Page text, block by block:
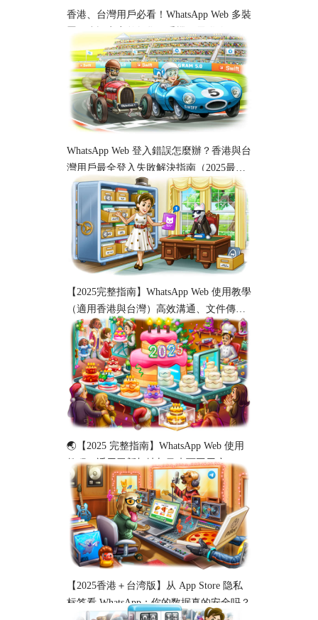
香港、台灣用戶必看！WhatsApp Web 多裝
置同步設定完整教學｜手機、電腦跨平台
使用指南
WhatsApp Web 登入錯誤怎麼辦？香港與台
灣用戶最全登入失敗解決指南（2025最
新）
【2025完整指南】WhatsApp Web 使用教學
（適用香港與台灣）高效溝通、文件傳輸
與工作協作必備！
🌏【2025 完整指南】WhatsApp Web 使用
教程（适用于新加坡与马来西亚用户）
【2025香港＋台湾版】从 App Store 隐私
标签看 WhatsApp：你的数据真的安全吗？